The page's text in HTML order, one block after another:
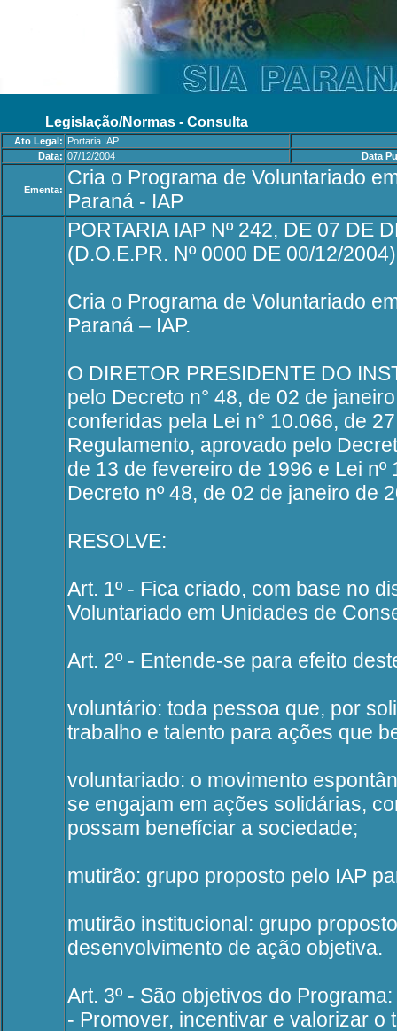
Legislação/Normas - Consulta
Ato Legal:
Portaria IAP
Data: 07/12/2004 Data
Ementa:
Cria o Programa de Voluntariado
Paraná - IAP
PORTARIA IAP Nº 242, DE 07 DE
(D.O.E.PR. Nº 0000 DE 00/12/2004)
Cria o Programa de Voluntariado
Paraná – IAP.
O DIRETOR PRESIDENTE DO
pelo Decreto n° 48, de 02 de
conferidas pela Lei n° 10.066, de
Regulamento, aprovado pelo
de 13 de fevereiro de 1996 e Lei
Decreto nº 48, de 02 de janeiro de
RESOLVE:
Art. 1º - Fica criado, com base no
Voluntariado em Unidades de
Art. 2º - Entende-se para efeito
voluntário: toda pessoa que, por
trabalho e talento para ações que
voluntariado: o movimento
se engajam em ações solidárias,
possam benefíciar a sociedade;
mutirão: grupo proposto pelo IAP
mutirão institucional: grupo
desenvolvimento de ação objetiva.
Art. 3º - São objetivos do Programa:
- Promover, incentivar e valorizar